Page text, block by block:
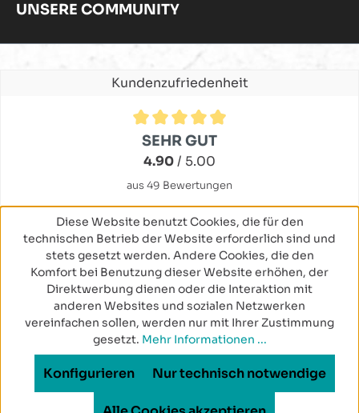
UNSERE COMMUNITY
Kundenzufriedenheit
Durchschnittliche Bewertung von 4.9 von 5 Sternen
SEHR GUT
4.90/ 5.00
aus 49 Bewertungen
Diese Website benutzt Cookies, die für den
technischen Betrieb der Website erforderlich sind und
stets gesetzt werden. Andere Cookies, die den
Komfort bei Benutzung dieser Website erhöhen, der
Direktwerbung dienen oder die Interaktion mit
anderen Websites und sozialen Netzwerken
vereinfachen sollen, werden nur mit Ihrer Zustimmung
gesetzt. Mehr Informationen ...
Nur technisch notwendige
Konfigurieren